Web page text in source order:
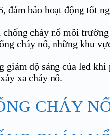
đảm bảo hoạt động tốt
cháy nổ môi
cháy nổ, những
giảm độ sáng của led
xa cháy nổ.